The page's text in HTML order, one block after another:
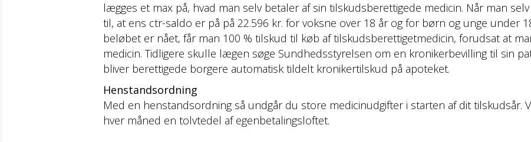
lægges et max på, hvad man selv betaler af sin tilskudsberettigede medicin. Når man
til, at ens ctr-saldo er på på 22.596 kr. for voksne over 18 år og for børn og unge under
beløbet er nået, får man 100 % tilskud til køb af tilskudsberettigetmedicin, forudsat at
medicin. Tidligere skulle lægen søge Sundhedsstyrelsen om en kronikerbevilling til sin
bliver berettigede borgere automatisk tildelt kronikertilskud på apoteket.
Henstandsordning
Med en henstandsordning så undgår du store medicinudgifter i starten af dit tilskudsår.
hver måned en tolvtedel af egenbetalingsloftet.